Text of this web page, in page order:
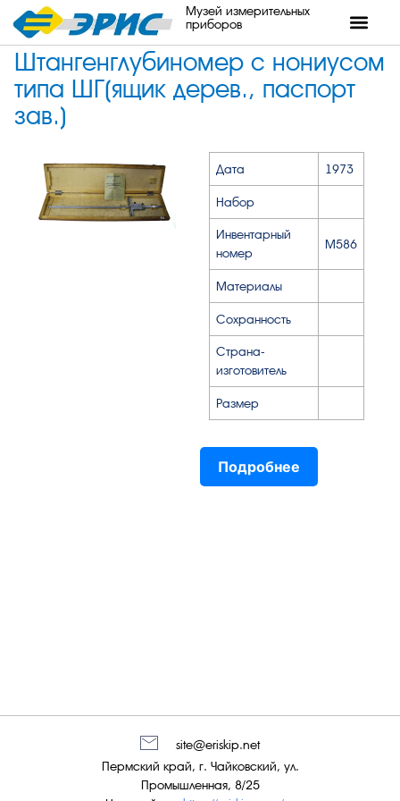
Музей измерительных
приборов
Штангенглубиномер с нониусом
типа ШГ(ящик дерев., паспорт
зав.)
Дата 1973
Набор
Инвентарный
номер
М586
Материалы
Сохранность
Страна-
изготовитель
Размер
Подробнее
Пермский край, г. Чайковский, ул.
Промышленная, 8/25
site@eriskip.net